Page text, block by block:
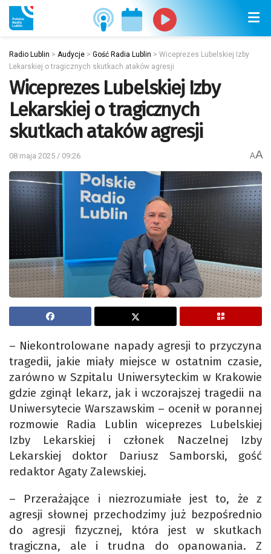
Radio Lublin > Audycje > Gość Radia Lublin > Wiceprezes Lubelskiej Izby
Lekarskiej o tragicznych skutkach ataków agresji
Wiceprezes Lubelskiej Izby
Lekarskiej o tragicznych
skutkach ataków agresji
08 maja 2025 / 09:26 AA
– Niekontrolowane napady agresji to przyczyna
tragedii, jakie miały miejsce w ostatnim czasie,
zarówno w Szpitalu Uniwersyteckim w Krakowie
gdzie zginął lekarz, jak i wczorajszej tragedii na
Uniwersytecie Warszawskim – ocenił w porannej
rozmowie Radia Lublin wiceprezes Lubelskiej
Izby Lekarskiej i członek Naczelnej Izby
Lekarskiej doktor Dariusz Samborski, gość
redaktor Agaty Zalewskiej.
– Przerażające i niezrozumiałe jest to, że z
agresji słownej przechodzimy już bezpośrednio
do agresji fizycznej, która jest w skutkach
tragiczna, ale i trudna do opanowania. Z